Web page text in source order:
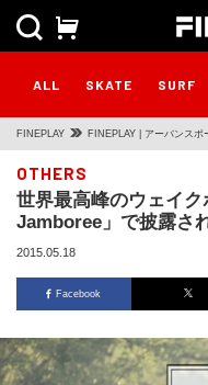
ALL SKATE SURF
FINEPLAY FINEPLAY | アーバンスポ
OTHERS
世界最高峰のウェイ
Jamboree」で披露さ
2015.05.18
Facebook